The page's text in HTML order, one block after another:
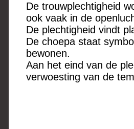
De trouwplechtigheid
ook vaak in de
De plechtigheid vindt
De choepa staat
bewonen.
Aan het eind van de
verwoesting van de